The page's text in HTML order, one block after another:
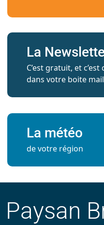
La
C’est gratuit, et
dans votre boite mail
La météo
de votre région
Paysan